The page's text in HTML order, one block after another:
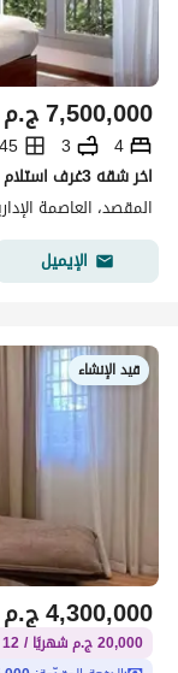
ج.م7,500,000
4
3
245
المقصد، العاصمة
الإيميل
قيد الإنشاء
ج.م4,300,000
20,000 ج.م شهريًا / 12 سنوات